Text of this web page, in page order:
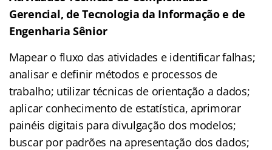
Gerencial, de Tecnologia da Informação e de
Engenharia Sênior
Mapear o fluxo das atividades e identificar falhas;
analisar e definir métodos e processos de
trabalho; utilizar técnicas de orientação a dados;
aplicar conhecimento de estatística, aprimorar
painéis digitais para divulgação dos modelos;
buscar por padrões na apresentação dos dados;